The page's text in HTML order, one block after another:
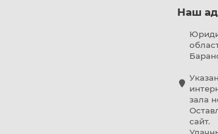
Наш
зала
сайт.